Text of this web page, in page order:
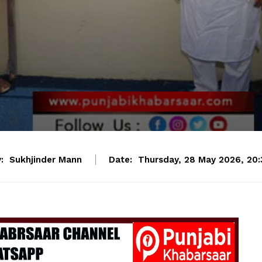
Sukhjinder Mann Date: Thursday, 28 May 2026,